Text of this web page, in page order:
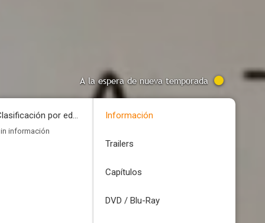
A la espera de nueva temporada
Clasificación por edades
información
Información
Trailers
Capítulos
DVD / Blu-Ray